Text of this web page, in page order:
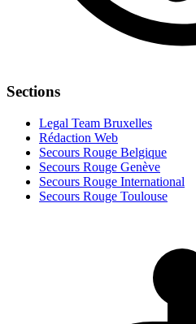
Sections
Legal Team Bruxelles
Rédaction Web
Secours Rouge Belgique
Secours Rouge Genève
Secours Rouge International
Secours Rouge Toulouse